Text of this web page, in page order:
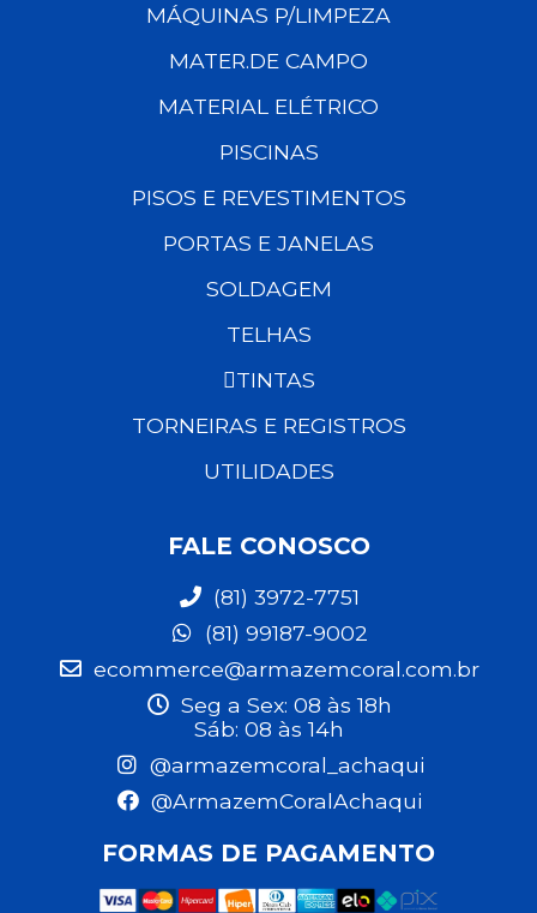
MÁQUINAS P/LIMPEZA
MATER.DE CAMPO
MATERIAL ELÉTRICO
PISCINAS
PISOS E REVESTIMENTOS
PORTAS E JANELAS
SOLDAGEM
TELHAS
TINTAS
TORNEIRAS E REGISTROS
UTILIDADES
FALE CONOSCO
(81) 3972-7751
(81) 99187-9002
ecommerce@armazemcoral.com.br
Seg a Sex: 08 às 18h
Sáb: 08 às 14h
@armazemcoral_achaqui
@ArmazemCoralAchaqui
FORMAS DE PAGAMENTO